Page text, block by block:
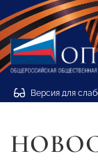
Версия для